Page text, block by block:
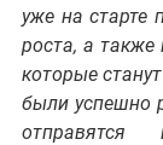
уже на
роста, а также
которые
были успешно